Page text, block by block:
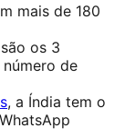
mais de 180
os 3
de
, a Índia tem o